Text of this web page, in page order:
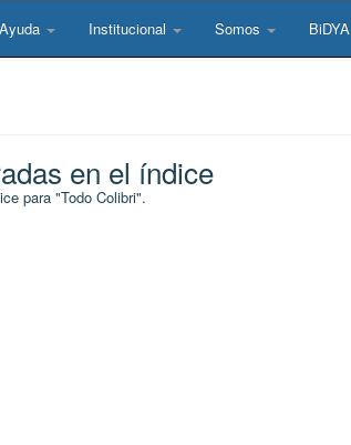
Ayuda Institucional Somos BiDYA
en el índice
para "Todo Colibri".